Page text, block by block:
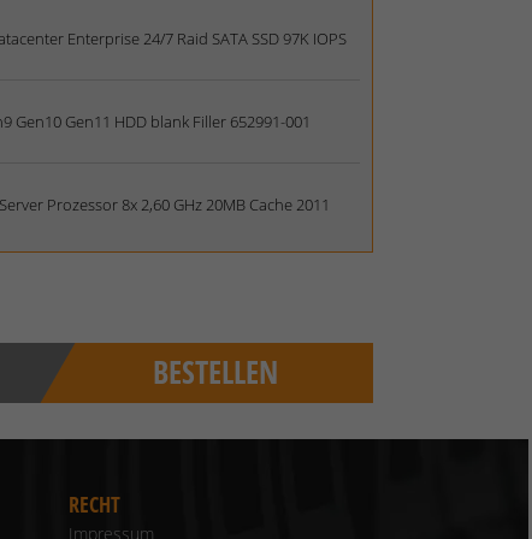
Enterprise 24/7 Raid SATA SSD 97K IOPS
Gen10 Gen11 HDD blank Filler 652991-001
Prozessor 8x 2,60 GHz 20MB Cache 2011
BESTELLEN
RECHT
Impressum